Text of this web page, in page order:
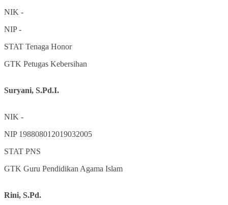
NIK -
NIP-
STAT Tenaga Honor
GTK Petugas Kebersihan
Suryani, S.Pd.I.
NIK -
NIP 198808012019032005
STAT PNS
GTK Guru Pendidikan Agama Islam
Rini, S.Pd.